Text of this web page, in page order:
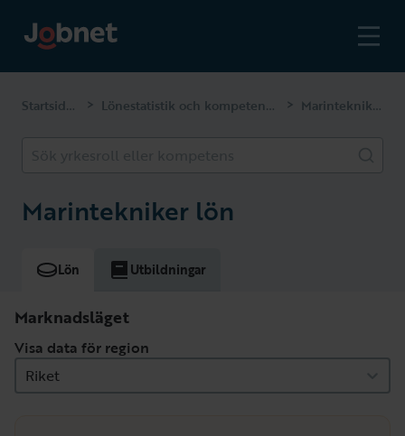
Startsidan > Lönestatistik och kompetenser > Marintekniker
Marintekniker lön
Lön Utbildningar
Marknadsläget
Visa data för region
Riket